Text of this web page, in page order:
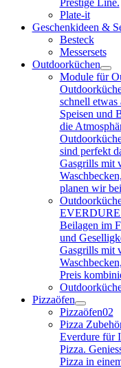
Prestige Line.
Plate-it
Geschenkideen &
Besteck
Messersets
Outdoorküchen
Module für
schnell
Speisen und
die
sind perfekt
Gasgrills mit
planen wir
EVERDURE
Beilagen im
und
Gasgrills mit
Preis
Pizzaöfen
Pizzaöfen02
Pizza
Everdure für
Pizza.
Pizza in